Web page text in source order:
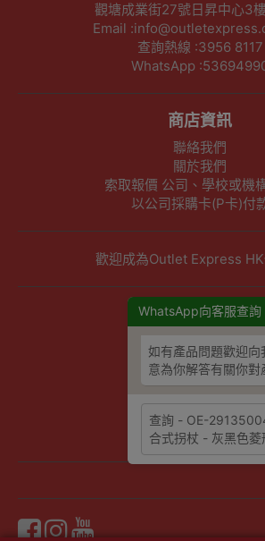
WhatsApp向客服查詢
如有產品問題歡迎
意為你解答有關你對
觀塘成業街27號日昇中心3
Email
查詢熱線 :3956 8117
WhatsApp
商店資訊
聯絡我們
關於我們
索取報價 公司、學校或機
以公司採購卡(P卡)付
歡迎成為Outlet Express
其他資訊
隱私權及條款聲明
保養條款及更換政策
條款及細則
網站地圖